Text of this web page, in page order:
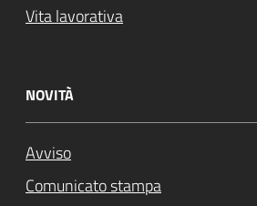
Vita lavorativa
NOVITÀ
Avviso
Comunicato stampa